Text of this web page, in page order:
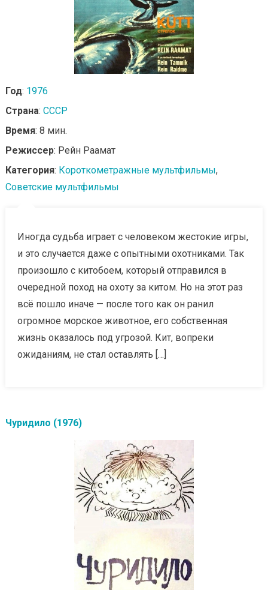
Год: 1976
Страна: СССР
Время: 8 мин.
Режиссер: Рейн Раамат
Категория: Короткометражные мультфильмы,
Советские мультфильмы
Иногда судьба играет с человеком жестокие игры,
и это случается даже с опытными охотниками. Так
произошло с китобоем, который отправился в
очередной поход на охоту за китом. Но на этот раз
всё пошло иначе — после того как он ранил
огромное морское животное, его собственная
жизнь оказалось под угрозой. Кит, вопреки
ожиданиям, не стал оставлять […]
Чуридило (1976)